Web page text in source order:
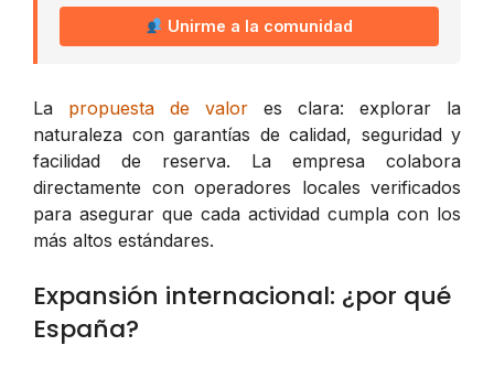
Unirme a la comunidad
La propuesta de valor es clara: explorar la
naturaleza con garantías de calidad, seguridad y
facilidad de reserva. La empresa colabora
directamente con operadores locales verificados
para asegurar que cada actividad cumpla con los
más altos estándares.
Expansión internacional: ¿por qué
España?